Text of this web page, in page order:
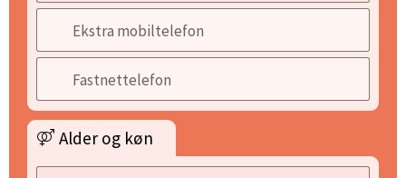
Ekstra mobiltelefon
Fastnettelefon
Alder og køn